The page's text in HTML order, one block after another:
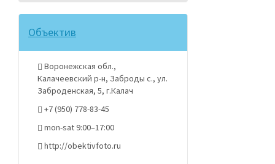
Объектив
Воронежская обл.,
Калачеевский р-н, Заброды с., ул.
Заброденская, 5, г.Калач
+7 (950) 778-83-45
mon-sat 9:00–17:00
http://obektivfoto.ru